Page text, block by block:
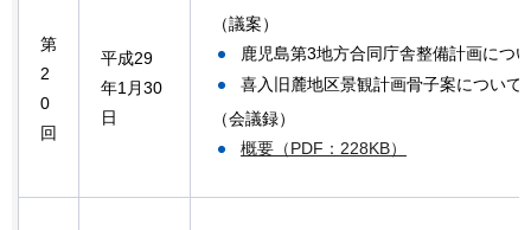
第
2
0
回
平成29
年1月30
日
（議案）
鹿児島第3地方合同庁舎整備計画につ
喜入旧麓地区景観計画骨子案について
（会議録）
概要（PDF：228KB）